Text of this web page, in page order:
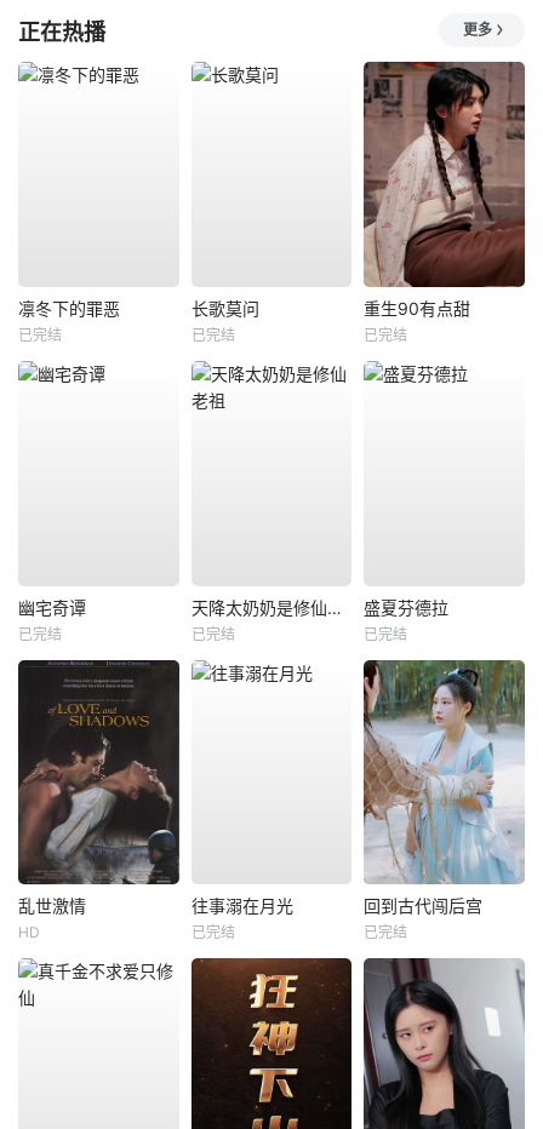
正在热播 更多
凛冬下的罪恶
已完结
长歌莫问
已完结
重生90有点甜
已完结
幽宅奇谭
已完结
天降太奶奶是修仙老祖
已完结
盛夏芬德拉
已完结
乱世激情
HD
往事溺在月光
已完结
回到古代闯后宫
已完结